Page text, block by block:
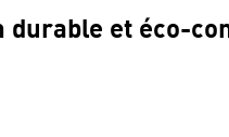
durable et éco-